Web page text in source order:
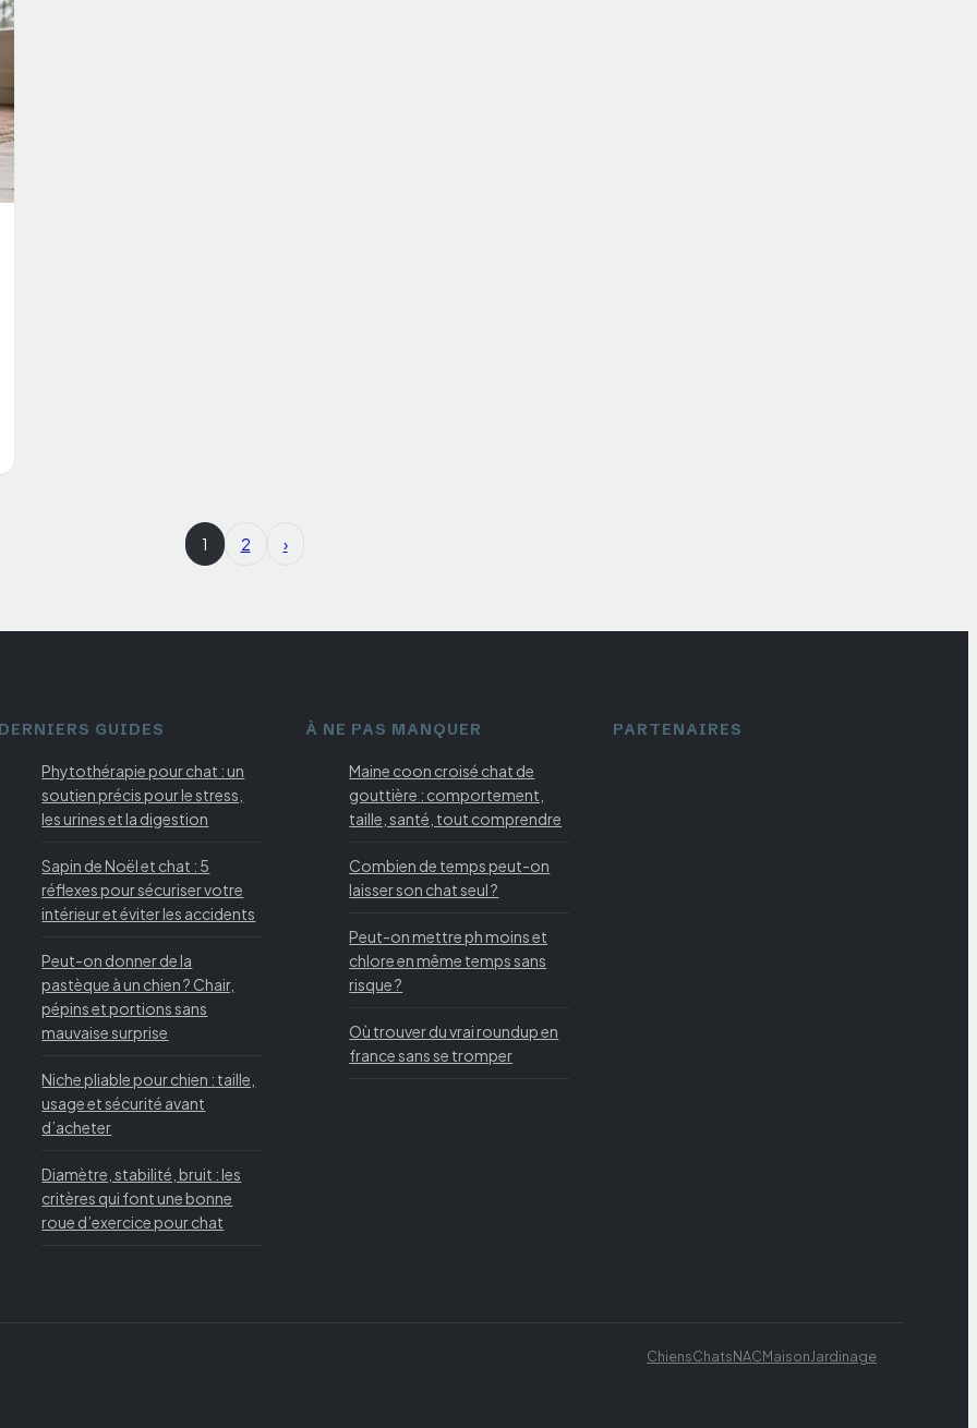
1 2 ›
DERNIERS GUIDES
Phytothérapie pour chat : un
soutien précis pour le stress,
les urines et la digestion
Sapin de Noël et chat : 5
réflexes pour sécuriser votre
intérieur et éviter les accidents
Peut-on donner de la
pastèque à un chien ? Chair,
pépins et portions sans
mauvaise surprise
Niche pliable pour chien : taille,
usage et sécurité avant
d’acheter
Diamètre, stabilité, bruit : les
critères qui font une bonne
roue d’exercice pour chat
À NE PAS MANQUER
Maine coon croisé chat de
gouttière : comportement,
taille, santé, tout comprendre
Combien de temps peut-on
laisser son chat seul ?
Peut-on mettre ph moins et
chlore en même temps sans
risque ?
Où trouver du vrai roundup en
france sans se tromper
PARTENAIRES
ChiensChatsNACMaisonJardinage